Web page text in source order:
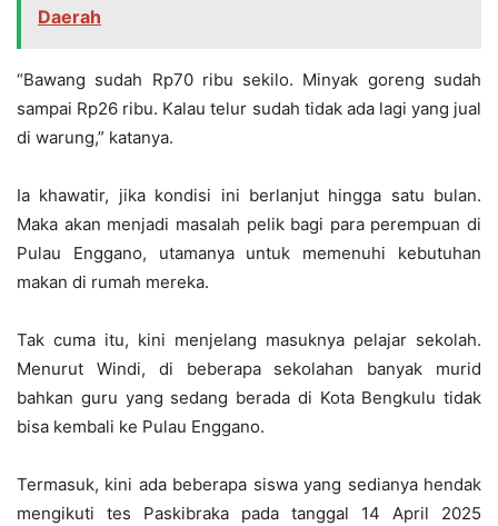
Daerah
“Bawang sudah Rp70 ribu sekilo. Minyak goreng sudah
sampai Rp26 ribu. Kalau telur sudah tidak ada lagi yang jual
di warung,” katanya.
Ia khawatir, jika kondisi ini berlanjut hingga satu bulan.
Maka akan menjadi masalah pelik bagi para perempuan di
Pulau Enggano, utamanya untuk memenuhi kebutuhan
makan di rumah mereka.
Tak cuma itu, kini menjelang masuknya pelajar sekolah.
Menurut Windi, di beberapa sekolahan banyak murid
bahkan guru yang sedang berada di Kota Bengkulu tidak
bisa kembali ke Pulau Enggano.
Termasuk, kini ada beberapa siswa yang sedianya hendak
mengikuti tes Paskibraka pada tanggal 14 April 2025